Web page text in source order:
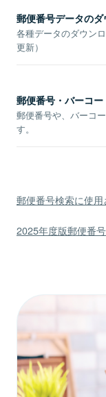
郵便番号データの
各種データのダウン
更新）
郵便番号・バーコ
郵便番号や、バーコ
す。
郵便番号検索に使
2025年度版郵便番